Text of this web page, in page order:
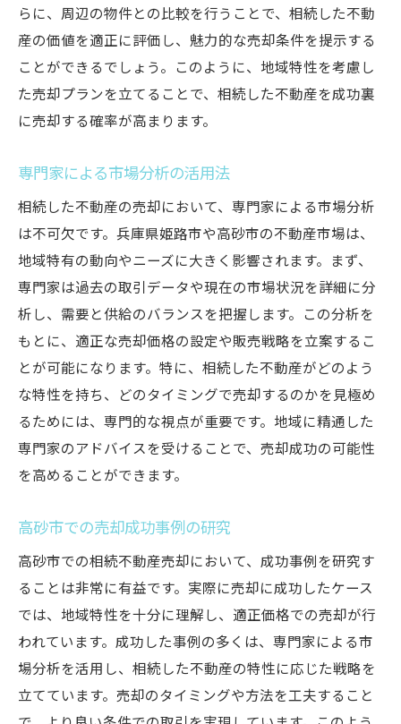
らに、周辺の物件との比較を行うことで、相続した不動
産の価値を適正に評価し、魅力的な売却条件を提示する
ことができるでしょう。このように、地域特性を考慮し
た売却プランを立てることで、相続した不動産を成功裏
に売却する確率が高まります。
専門家による市場分析の活用法
相続した不動産の売却において、専門家による市場分析
は不可欠です。兵庫県姫路市や高砂市の不動産市場は、
地域特有の動向やニーズに大きく影響されます。まず、
専門家は過去の取引データや現在の市場状況を詳細に分
析し、需要と供給のバランスを把握します。この分析を
もとに、適正な売却価格の設定や販売戦略を立案するこ
とが可能になります。特に、相続した不動産がどのよう
な特性を持ち、どのタイミングで売却するのかを見極め
るためには、専門的な視点が重要です。地域に精通した
専門家のアドバイスを受けることで、売却成功の可能性
を高めることができます。
高砂市での売却成功事例の研究
高砂市での相続不動産売却において、成功事例を研究す
ることは非常に有益です。実際に売却に成功したケース
では、地域特性を十分に理解し、適正価格での売却が行
われています。成功した事例の多くは、専門家による市
場分析を活用し、相続した不動産の特性に応じた戦略を
立てています。売却のタイミングや方法を工夫すること